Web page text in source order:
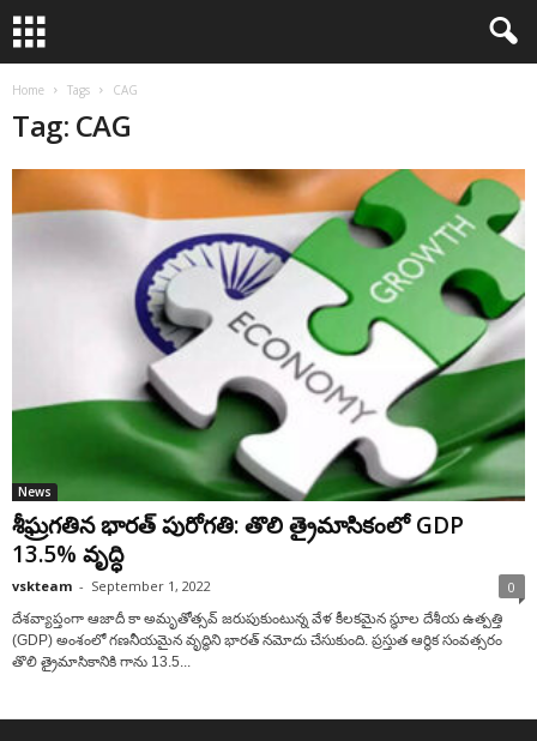
Home Tags CAG
Tag: CAG
News
శీఘ్రగతిన భారత్ పురోగతి: తొలి త్రైమాసికంలో GDP
13.5% వృద్ధి
vskteam - September 1, 2022 0
దేశవ్యాప్తంగా ఆజాదీ కా అమృతోత్సవ్ జరుపుకుంటున్న వేళ కీలకమైన స్థూల దేశీయ ఉత్పత్తి
(GDP) అంశంలో గణనీయమైన వృద్ధిని భారత్ నమోదు చేసుకుంది. ప్రస్తుత ఆర్థిక సంవత్సరం
తొలి త్రైమాసికానికి గాను 13.5...